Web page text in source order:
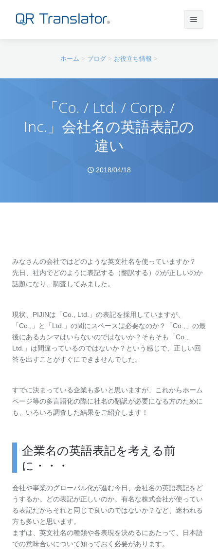
サインイン
QR Translatorについて
ブログ
Q&A
English
ホーム > ブログ > お役立ち情報 >
「Co. / Ltd. / Corp. /
Inc.」会社名の英語表記の
違い
2018/04/18
みなさんの会社ではどのような英文社名を使っていますか？
先日、社内でどのように表記する（翻訳する）のが正しいのか
話題になり、調査してみました。
現状、PIJINは「Co., Ltd.」の表記を採用していますが、
「Co.,」と「Ltd.」の間にスペースは必要なのか？「Co.,」の最
後にあるカンマはいらないのではないか？そもそも「Co.,
Ltd.」は間違っているのではないか？という感じで、正しい回
答を出すことがすぐにできませんでした。
すでに決まっている企業も多いと思いますが、これからホーム
ページ等の多言語化の際に社名の翻訳が必要になる方のために
も、いろいろ調査した結果をご紹介します！
企業名の英語表記を考える前
に・・・
会社や事業のグローバル化が進む今日、会社名の英語表記をど
うするか。どの表記が正しいのか。有名な株式会社が使ってい
る表記だからそれと同じで良いのではないか？など、迷われる
方も多いと思います。
まずは、英文社名の種類や各表現を決めるにあたって、日本語
での意味合いについて知っておく必要があります。